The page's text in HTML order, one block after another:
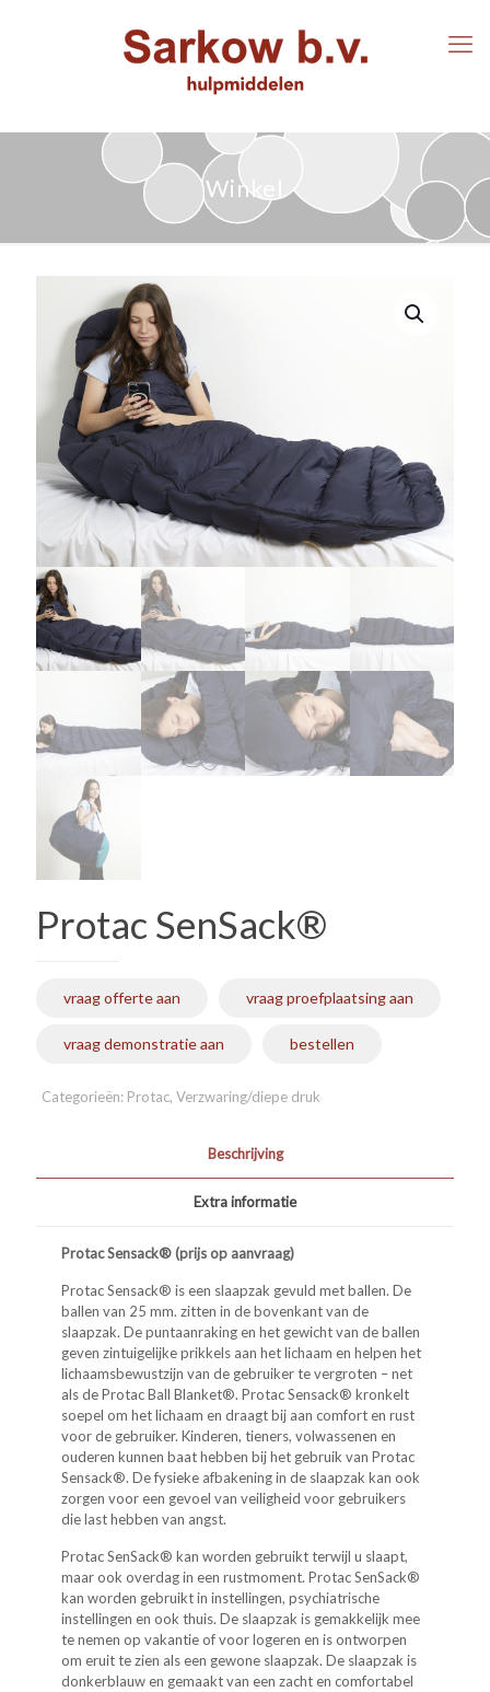
Winkel
Protac SenSack®
vraag offerte aan vraag proefplaatsing aan
vraag demonstratie aan bestellen
Categorieën: Protac, Verzwaring/diepe druk
Beschrijving
Extra informatie
Protac Sensack® (prijs op aanvraag)
Protac Sensack® is een slaapzak gevuld met ballen. De
ballen van 25 mm. zitten in de bovenkant van de
slaapzak. De puntaanraking en het gewicht van de ballen
geven zintuigelijke prikkels aan het lichaam en helpen het
lichaamsbewustzijn van de gebruiker te vergroten – net
als de Protac Ball Blanket®. Protac Sensack® kronkelt
soepel om het lichaam en draagt ​​bij aan comfort en rust
voor de gebruiker. Kinderen, tieners, volwassenen en
ouderen kunnen baat hebben bij het gebruik van Protac
Sensack®. De fysieke afbakening in de slaapzak kan ook
zorgen voor een gevoel van veiligheid voor gebruikers
die last hebben van angst.
Protac SenSack® kan worden gebruikt terwijl u slaapt,
maar ook overdag in een rustmoment. Protac SenSack®
kan worden gebruikt in instellingen, psychiatrische
instellingen en ook thuis. De slaapzak is gemakkelijk mee
te nemen op vakantie of voor logeren en is ontworpen
om eruit te zien als een gewone slaapzak. De slaapzak is
donkerblauw en gemaakt van een zacht en comfortabel